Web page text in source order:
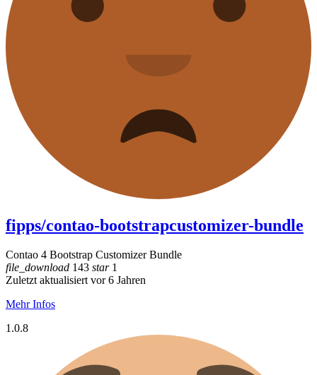
fipps/contao-bootstrapcustomizer-bundle
Contao 4 Bootstrap Customizer Bundle
file_download 143 star1
Zuletzt aktualisiert vor 6 Jahren
Mehr Infos
1.0.8